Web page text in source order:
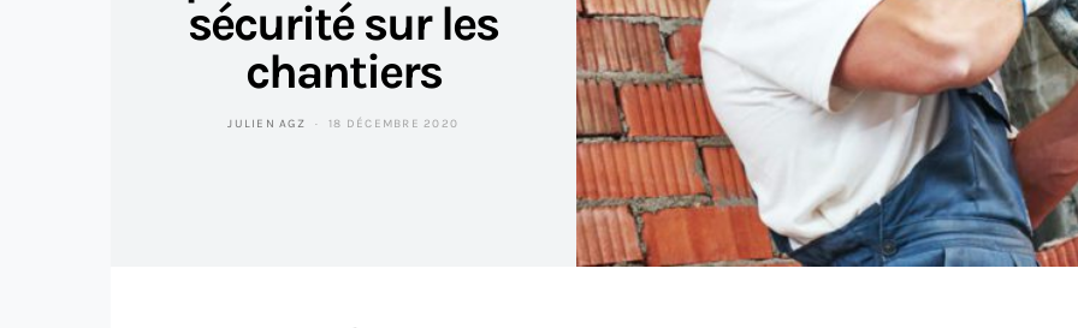
sécurité sur les
chantiers
JULIEN AGZ 18 DÉCEMBRE 2020